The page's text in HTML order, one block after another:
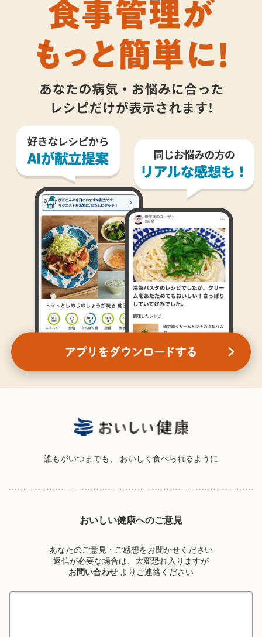
誰もがいつまでも、 おいしく食べられるように
おいしい健康へのご意見
あなたのご意見・ご感想をお聞かせください
返信が必要な場合は、大変恐れ入りますが
お問い合わせ よりご連絡ください